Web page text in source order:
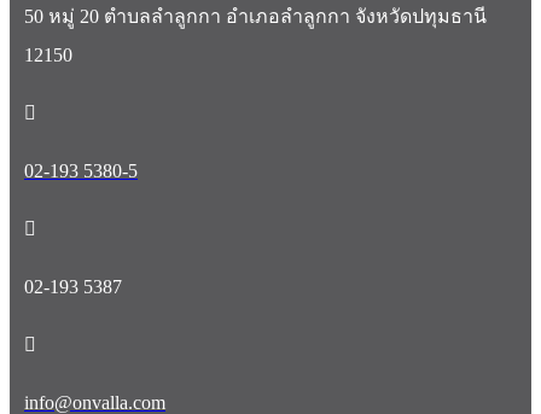
50 หมู่ 20 ตำบลลำลูกกา อำเภอลำลูกกา จังหวัดปทุมธานี
12150
02-193 5380-5
02-193 5387
info@onvalla.com